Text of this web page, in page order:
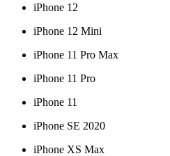
iPhone 12
iPhone 12 Mini
iPhone 11 Pro Max
iPhone 11 Pro
iPhone 11
iPhone SE 2020
iPhone XS Max